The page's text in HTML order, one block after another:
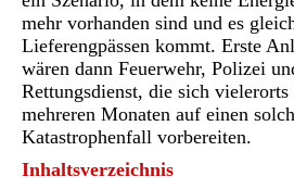
mehr vorhanden sind und es
Lieferengpässen kommt. Erste
wären dann Feuerwehr, Polizei
Rettungsdienst, die sich vielerorts
mehreren Monaten auf einen
Katastrophenfall vorbereiten.
Inhaltsverzeichnis